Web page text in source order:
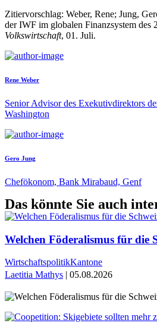
Zitiervorschlag: Weber, Rene; Jung,
der IWF im globalen Finanzsystem des
Volkswirtschaft, 01. Juli.
Rene Weber
Senior Advisor des Exekutivdirektors
Washington
Gero Jung
Chefökonom, Bank Mirabaud, Genf
Das könnte Sie auch
Welchen Föderalismus für die
WirtschaftspolitikKantone
Laetitia Mathys | 05.08.2026